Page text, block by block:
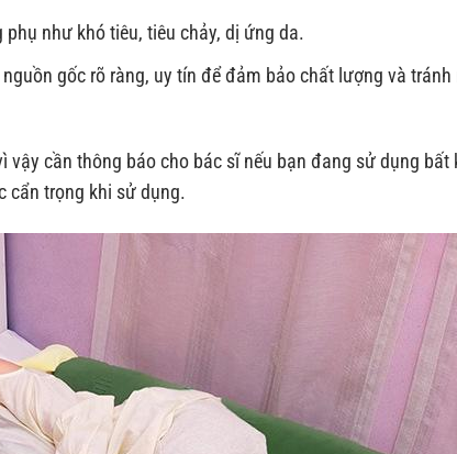
như khó tiêu, tiêu chảy, dị ứng da.
gốc rõ ràng, uy tín để đảm bảo chất lượng và tránh
cần thông báo cho bác sĩ nếu bạn đang sử dụng bất
cẩn trọng khi sử dụng.